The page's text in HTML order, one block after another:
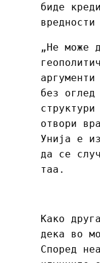
биде
„Не може
без
отвори
Унија е
да се
таа.
Како
дека во
Според